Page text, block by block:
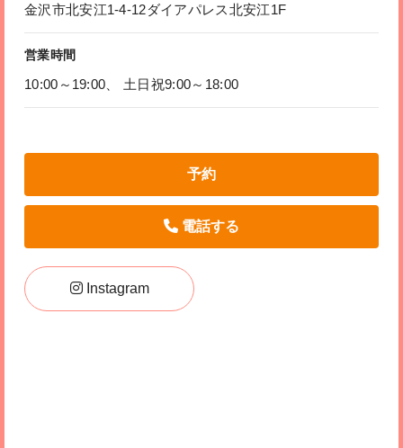
金沢市北安江1-4-12ダイアパレス北安江1F
営業時間
10:00～19:00、 土日祝9:00～18:00
予約
電話する
Instagram